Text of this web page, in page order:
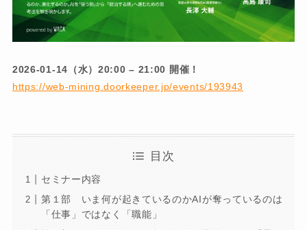
2026-01-14（水）20:00 – 21:00 開催！
https://web-mining.doorkeeper.jp/events/193943
目次
セミナー内容
第１部 いま何が起きているのかAIが奪っているのは
「仕事」ではなく「職能」